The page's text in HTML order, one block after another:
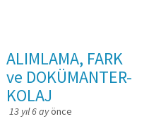
ALIMLAMA, FARK
ve DOKÜMANTER-
KOLAJ
13 yıl 6 ayönce